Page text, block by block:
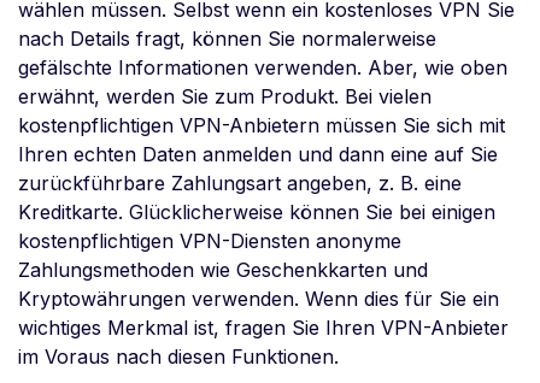
wählen müssen. Selbst wenn ein kostenloses VPN Sie
nach Details fragt, können Sie normalerweise
gefälschte Informationen verwenden. Aber, wie oben
erwähnt, werden Sie zum Produkt. Bei vielen
kostenpflichtigen VPN-Anbietern müssen Sie sich mit
Ihren echten Daten anmelden und dann eine auf Sie
zurückführbare Zahlungsart angeben, z. B. eine
Kreditkarte. Glücklicherweise können Sie bei einigen
kostenpflichtigen VPN-Diensten anonyme
Zahlungsmethoden wie Geschenkkarten und
Kryptowährungen verwenden. Wenn dies für Sie ein
wichtiges Merkmal ist, fragen Sie Ihren VPN-Anbieter
im Voraus nach diesen Funktionen.